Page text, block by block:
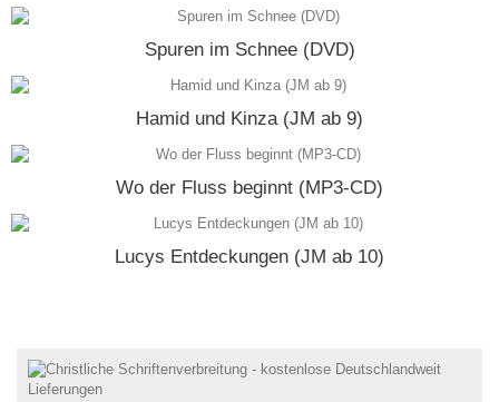
Spuren im Schnee (DVD)
Hamid und Kinza (JM ab 9)
Wo der Fluss beginnt (MP3-CD)
Lucys Entdeckungen (JM ab 10)